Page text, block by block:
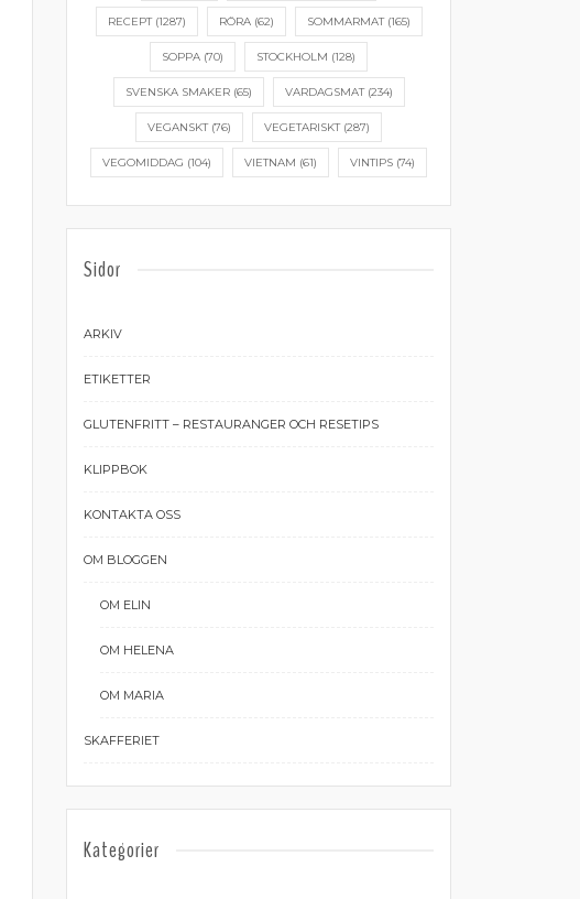
RECEPT(1287) RÖRA(62) SOMMARMAT(165)
SOPPA (70) STOCKHOLM (128)
SVENSKA SMAKER(65) VARDAGSMAT(234)
VEGANSKT(76) VEGETARISKT(287)
VEGOMIDDAG (104) VIETNAM (61) VINTIPS (74)
Sidor
ARKIV
ETIKETTER
GLUTENFRITT – RESTAURANGER OCH RESETIPS
KLIPPBOK
KONTAKTA OSS
OM BLOGGEN
OM ELIN
OM HELENA
OM MARIA
SKAFFERIET
Kategorier